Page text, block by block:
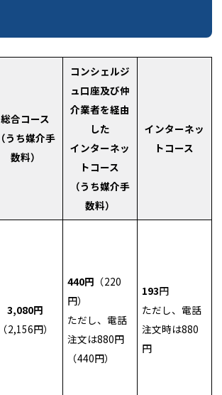
総合コース
（うち媒介手
数料）
コンシェルジ
ュ口座及び仲
介業者を経由
した
インターネッ
トコース
（うち媒介手
数料）
インターネッ
トコース
3,080円
（2,156円）
440円 （220
円）
ただし、電話
注文は880円
（440円）
193円
ただし、電話
注文時は880
円